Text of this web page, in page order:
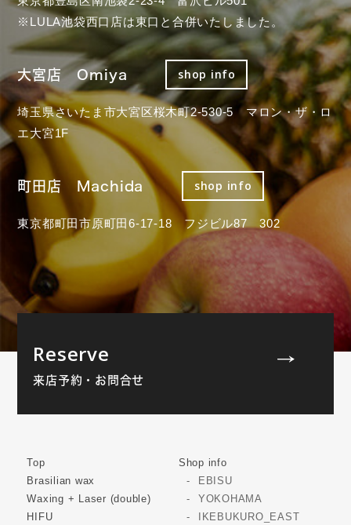
※LULA池袋西口店は東口と合併いたしました。
大宮店 Omiya shop info
埼玉県さいたま市大宮区桜木町2-530-5 マロン・ザ・ロ
エ大宮1F
町田店 Machida shop info
東京都町田市原町田6-17-18 フジビル87 302
Reserve
来店予約・お問合せ
Top
Brasilian wax
Waxing + Laser (double)
HIFU
Shop info
EBISU
YOKOHAMA
IKEBUKURO_EAST